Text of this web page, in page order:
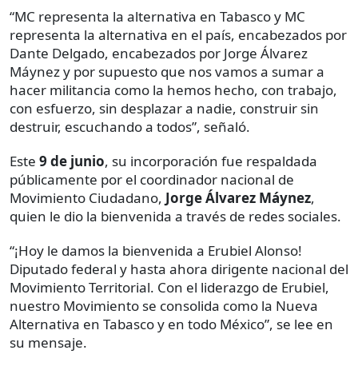
“MC representa la alternativa en Tabasco y MC
representa la alternativa en el país, encabezados por
Dante Delgado, encabezados por Jorge Álvarez
Máynez y por supuesto que nos vamos a sumar a
hacer militancia como la hemos hecho, con trabajo,
con esfuerzo, sin desplazar a nadie, construir sin
destruir, escuchando a todos”, señaló.
Este 9 de junio, su incorporación fue respaldada
públicamente por el coordinador nacional de
Movimiento Ciudadano, Jorge Álvarez Máynez,
quien le dio la bienvenida a través de redes sociales.
“¡Hoy le damos la bienvenida a Erubiel Alonso!
Diputado federal y hasta ahora dirigente nacional del
Movimiento Territorial. Con el liderazgo de Erubiel,
nuestro Movimiento se consolida como la Nueva
Alternativa en Tabasco y en todo México”, se lee en
su mensaje.